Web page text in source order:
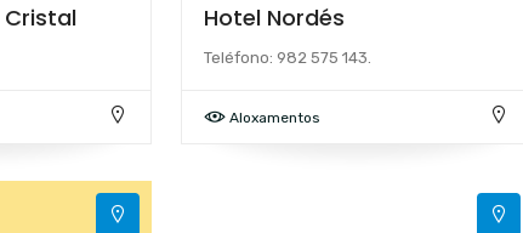
Hotel Nordés
Teléfono: 982 575 143.
Aloxamentos